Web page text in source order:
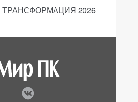
ТРАНСФОРМАЦИЯ 2026